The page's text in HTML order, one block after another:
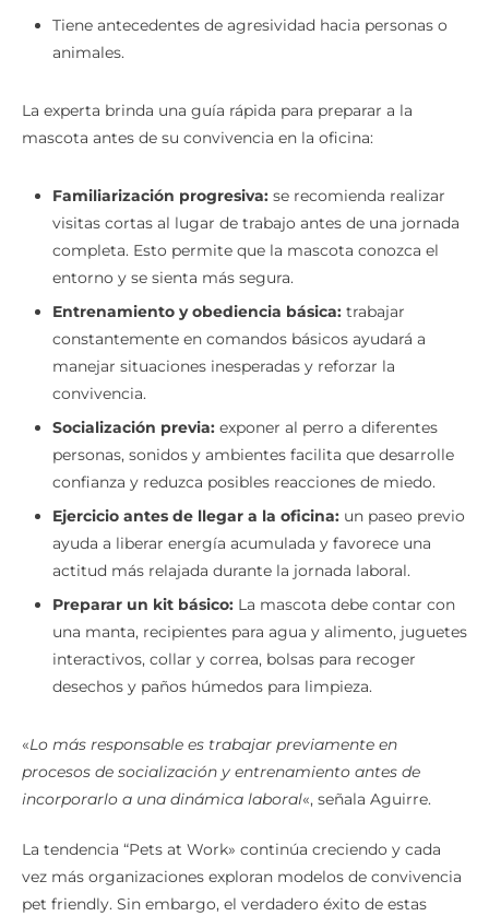
alrededor.
Tiene antecedentes de agresividad hacia personas o
La experta brinda una guía rápida para preparar a la
Familiarización progresiva:se recomienda realizar
visitas cortas al lugar de trabajo antes de una jornada
completa. Esto permite que la mascota conozca el
entorno y se sienta más segura.
Entrenamiento y obediencia básica:trabajar
constantemente en comandos básicos ayudará a
manejar situaciones inesperadas y reforzar la
convivencia.
Socialización previa:exponer al perro a diferentes
personas, sonidos y ambientes facilita que desarrolle
confianza y reduzca posibles reacciones de miedo.
Ejercicio antes de llegar a la oficina:un paseo previo
ayuda a liberar energía acumulada y favorece una
actitud más relajada durante la jornada laboral.
Preparar un kit básico:La mascota debe contar con
una manta, recipientes para agua y alimento, juguetes
interactivos, collar y correa, bolsas para recoger
«Lo más responsable es trabajar previamente en
procesos de socialización y entrenamiento antes de
La tendencia “Pets at Work» continúa creciendo y cada
vez más organizaciones exploran modelos de convivencia